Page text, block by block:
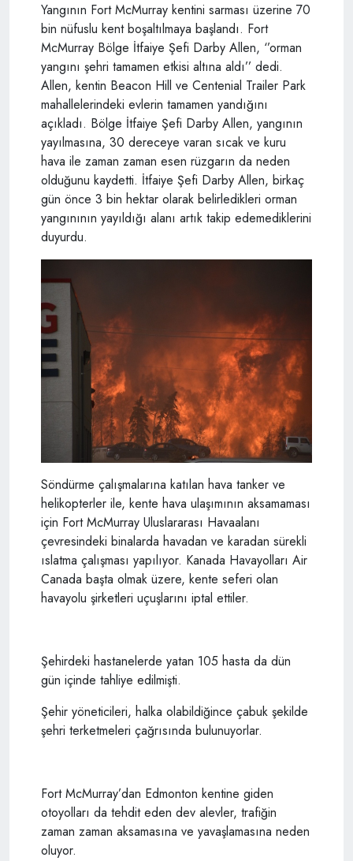
Yangının Fort McMurray kentini sarması üzerine 70
bin nüfuslu kent boşaltılmaya başlandı. Fort
McMurray Bölge İtfaiye Şefi Darby Allen, ‘’orman
yangını şehri tamamen etkisi altına aldı’’ dedi.
Allen, kentin Beacon Hill ve Centenial Trailer Park
mahallelerindeki evlerin tamamen yandığını
açıkladı. Bölge İtfaiye Şefi Darby Allen, yangının
yayılmasına, 30 dereceye varan sıcak ve kuru
hava ile zaman zaman esen rüzgarın da neden
olduğunu kaydetti. İtfaiye Şefi Darby Allen, birkaç
gün önce 3 bin hektar olarak belirledikleri orman
yangınının yayıldığı alanı artık takip edemediklerini
duyurdu.
Söndürme çalışmalarına katılan hava tanker ve
helikopterler ile, kente hava ulaşımının aksamaması
için Fort McMurray Uluslararası Havaalanı
çevresindeki binalarda havadan ve karadan sürekli
ıslatma çalışması yapılıyor. Kanada Havayolları Air
Canada başta olmak üzere, kente seferi olan
havayolu şirketleri uçuşlarını iptal ettiler.
Şehirdeki hastanelerde yatan 105 hasta da dün
gün içinde tahliye edilmişti.
Şehir yöneticileri, halka olabildiğince çabuk şekilde
şehri terketmeleri çağrısında bulunuyorlar.
Fort McMurray’dan Edmonton kentine giden
otoyolları da tehdit eden dev alevler, trafiğin
zaman zaman aksamasına ve yavaşlamasına neden
oluyor.